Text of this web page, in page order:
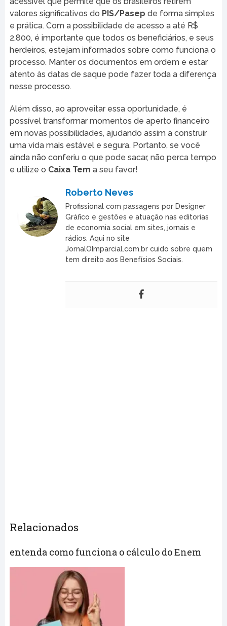
valores significativos do PIS/Pasep de forma simples
e prática. Com a possibilidade de acesso a até R$
2.800, é importante que todos os beneficiários, e seus
herdeiros, estejam informados sobre como funciona o
processo. Manter os documentos em ordem e estar
atento às datas de saque pode fazer toda a diferença
nesse processo.
Além disso, ao aproveitar essa oportunidade, é
possível transformar momentos de aperto financeiro
em novas possibilidades, ajudando assim a construir
uma vida mais estável e segura. Portanto, se você
ainda não conferiu o que pode sacar, não perca tempo
e utilize o Caixa Tem a seu favor!
Roberto Neves
Profissional com passagens por Designer
Gráfico e gestões e atuação nas editorias
de economia social em sites, jornais e
rádios. Aqui no site
JornalOImparcial.com.br cuido sobre quem
tem direito aos Benefísios Sociais.
Relacionados
entenda como funciona o cálculo do Enem